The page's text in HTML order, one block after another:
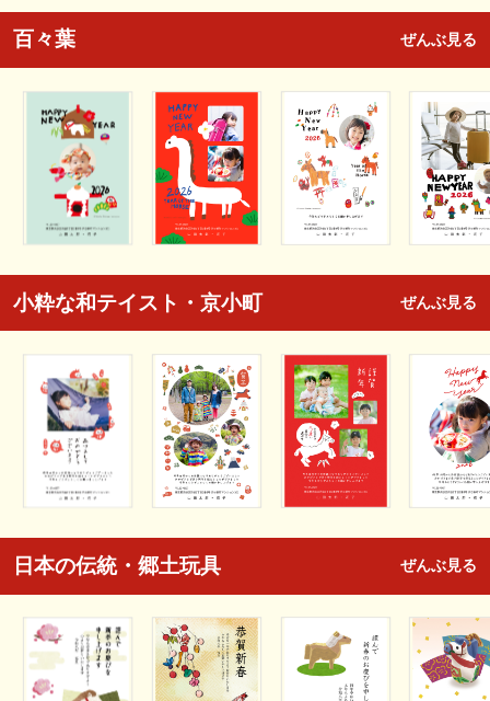
百々葉 ぜんぶ見る
小粋な和テイスト・京小町 ぜんぶ見る
日本の伝統・郷土玩具 ぜんぶ見る